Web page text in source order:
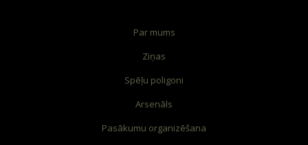
Par mums
Ziņas
Spēļu poligoni
Arsenāls
Pasākumu organizēšana